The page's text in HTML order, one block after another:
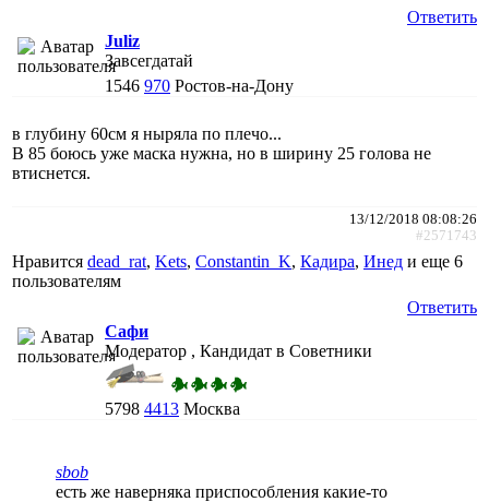
Ответить
Juliz
Завсегдатай
1546 970 Ростов-на-Дону
в глубину 60см я ныряла по плечо...
В 85 боюсь уже маска нужна, но в ширину 25 голова не
втиснется.
13/12/2018 08:08:26
#2571743
Нравится dead_rat, Kets, Constantin_K, Кадира, Инед и еще 6
пользователям
Ответить
Сафи
Модератор , Кандидат в Советники
5798 4413 Москва
sbob
есть же наверняка приспособления какие-то